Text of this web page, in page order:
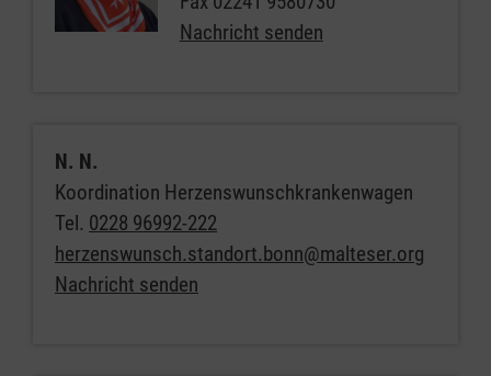
Nachricht senden
N. N.
Koordination Herzenswunschkrankenwagen
Tel. 0228 96992-222
herzenswunsch.standort.bonn@malteser.org
Nachricht senden